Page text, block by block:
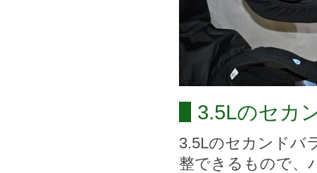
3.5Lのセカ
3.5Lのセカンドバ
整できるもので、